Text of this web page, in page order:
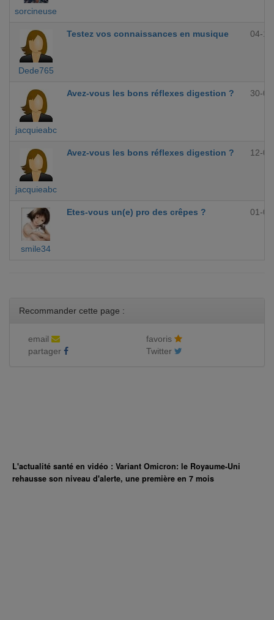
sorcineuse
Dede765
Testez vos connaissances en musique 04-
jacquieabc
Avez-vous les bons réflexes digestion ? 30-
jacquieabc
Avez-vous les bons réflexes digestion ? 12-
smile34
Etes-vous un(e) pro des crêpes ? 01-
Recommander cette page :
email
favoris
partager
Twitter
L'actualité santé en vidéo : Variant Omicron: le Royaume-Uni
rehausse son niveau d'alerte, une première en 7 mois